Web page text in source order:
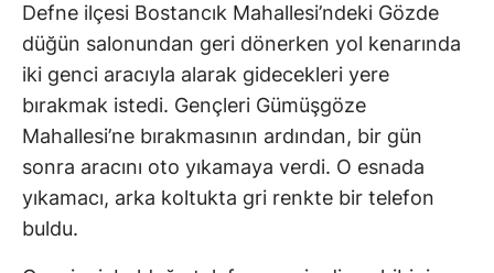
Defne ilçesi Bostancık Mahallesi’ndeki Gözde
düğün salonundan geri dönerken yol kenarında
iki genci aracıyla alarak gidecekleri yere
bırakmak istedi. Gençleri Gümüşgöze
Mahallesi’ne bırakmasının ardından, bir gün
sonra aracını oto yıkamaya verdi. O esnada
yıkamacı, arka koltukta gri renkte bir telefon
buldu.